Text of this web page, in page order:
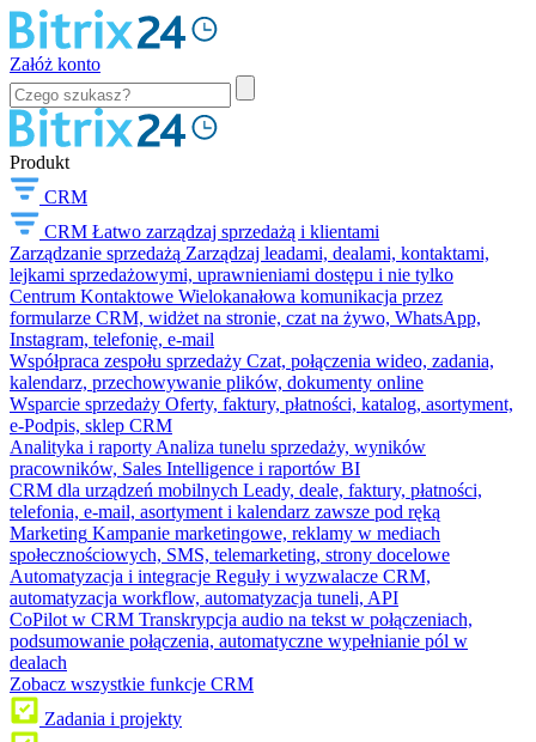
Załóż konto
Produkt
CRM
CRM Łatwo zarządzaj sprzedażą i klientami
Zarządzanie sprzedażą Zarządzaj leadami, dealami, kontaktami,
lejkami sprzedażowymi, uprawnieniami dostępu i nie tylko
Centrum Kontaktowe Wielokanałowa komunikacja przez
formularze CRM, widżet na stronie, czat na żywo, WhatsApp,
Instagram, telefonię, e-mail
Współpraca zespołu sprzedaży Czat, połączenia wideo, zadania,
kalendarz, przechowywanie plików, dokumenty online
Wsparcie sprzedaży Oferty, faktury, płatności, katalog, asortyment,
e-Podpis, sklep CRM
Analityka i raporty Analiza tunelu sprzedaży, wyników
pracowników, Sales Intelligence i raportów BI
CRM dla urządzeń mobilnych Leady, deale, faktury, płatności,
telefonia, e-mail, asortyment i kalendarz zawsze pod ręką
Marketing Kampanie marketingowe, reklamy w mediach
społecznościowych, SMS, telemarketing, strony docelowe
Automatyzacja i integracje Reguły i wyzwalacze CRM,
automatyzacja workflow, automatyzacja tuneli, API
CoPilot w CRM Transkrypcja audio na tekst w połączeniach,
podsumowanie połączenia, automatyczne wypełnianie pól w
dealach
Zobacz wszystkie funkcje CRM
Zadania i projekty